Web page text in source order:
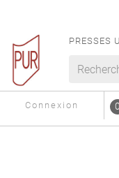
PRESSES
Connexion 0